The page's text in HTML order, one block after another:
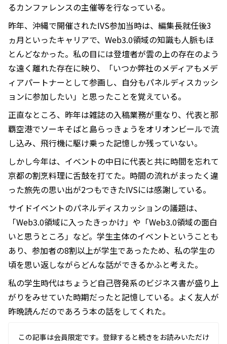
るカンファレンスの主催等を行なっている。
昨年、沖縄で開催されたIVS参加当時は、編集長就任後3
ヵ月といったキャリアで、Web3.0領域の知識も人脈もほ
とんどなかった。私の目には登壇者が雲の上の存在のよう
な遠く離れた存在に映り、「いつか弊社のメディアもメデ
ィアパートナーとして参画し、自分もパネルディスカッシ
ョンに参加したい」と思ったことを覚えている。
正直なところ、昨年は雑誌の入稿業務が重なり、代表と那
覇空港でソーキそばと島らっきょうをオリオンビールで流
し込み、飛行機に駆け乗った記憶しか残っていない。
しかし今年は、イベントの中日に代表と共に時間を忘れて
京都の割烹料理に舌鼓を打てた。時間の流れがまったく違
った旅先の思い出が2つもできたIVSには感謝している。
サイドイベントのパネルディスカッションの議題は、
「Web3.0領域に入ったきっかけ」や「Web3.0領域の面白
いと思うところ」など。学生主体のイベントということも
あり、参加者の8割以上が学生であったため、私の学生の
頃を思い返しながらどんな話ができるかふと考えた。
私の学生時代はちょうど自己啓発系のビジネス書が盛り上
がりをみせていた時期だったと記憶している。よく友人が
昨晩読んだのであろう本の話をしてくれた。
この記事は会員限定です。登録すると続きをお読みいただけ